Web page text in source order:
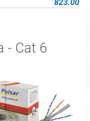
823.00
- Cat 6